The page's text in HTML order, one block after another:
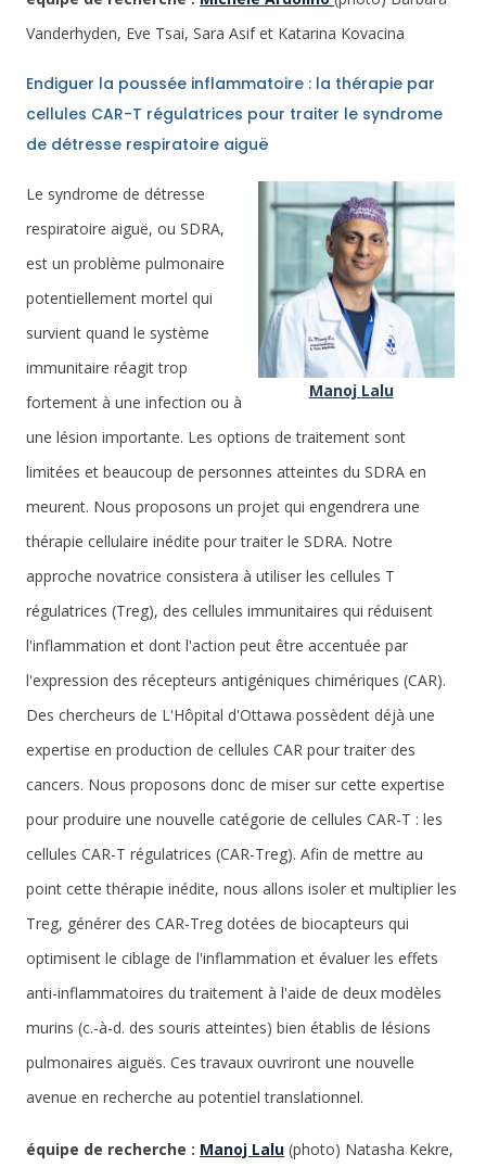
Vanderhyden, Eve Tsai, Sara Asif et Katarina Kovacina
Endiguer la poussée inflammatoire : la thérapie par
cellules CAR-T régulatrices pour traiter le syndrome
de détresse respiratoire aiguë
Manoj Lalu
Le syndrome de détresse
respiratoire aiguë, ou SDRA,
est un problème pulmonaire
potentiellement mortel qui
survient quand le système
immunitaire réagit trop
fortement à une infection ou à
une lésion importante. Les options de traitement sont
limitées et beaucoup de personnes atteintes du SDRA en
meurent. Nous proposons un projet qui engendrera une
thérapie cellulaire inédite pour traiter le SDRA. Notre
approche novatrice consistera à utiliser les cellules T
régulatrices (Treg), des cellules immunitaires qui réduisent
l'inflammation et dont l'action peut être accentuée par
l'expression des récepteurs antigéniques chimériques (CAR).
Des chercheurs de L'Hôpital d'Ottawa possèdent déjà une
expertise en production de cellules CAR pour traiter des
cancers. Nous proposons donc de miser sur cette expertise
pour produire une nouvelle catégorie de cellules CAR-T : les
cellules CAR-T régulatrices (CAR-Treg). Afin de mettre au
point cette thérapie inédite, nous allons isoler et multiplier les
Treg, générer des CAR-Treg dotées de biocapteurs qui
optimisent le ciblage de l'inflammation et évaluer les effets
anti-inflammatoires du traitement à l'aide de deux modèles
murins (c.-à-d. des souris atteintes) bien établis de lésions
pulmonaires aiguës. Ces travaux ouvriront une nouvelle
avenue en recherche au potentiel translationnel.
équipe de recherche : Manoj Lalu (photo) Natasha Kekre,